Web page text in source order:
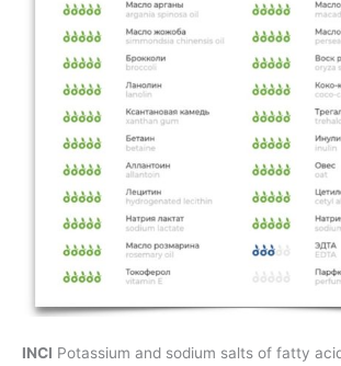
INCI Potassium and sodium salts of fatty